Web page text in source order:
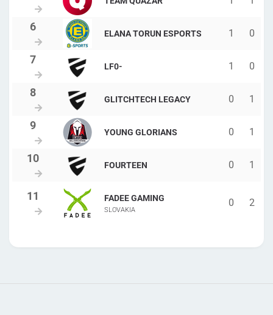
ELANA TORUN ESPORTS 1 0
LF0- 1 0
GLITCHTECH LEGACY 0 1
YOUNG GLORIANS 0 1
FOURTEEN 0 1
FADEE GAMING
SLOVAKIA
0 2